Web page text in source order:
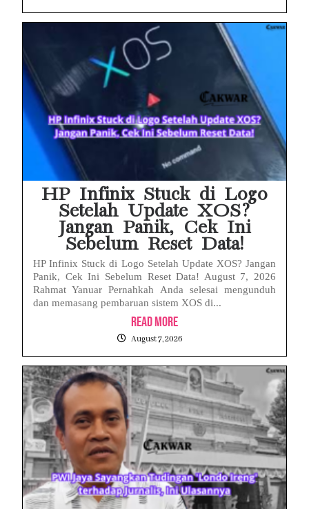
HP Infinix Stuck di Logo
Setelah Update XOS?
Jangan Panik, Cek Ini
Sebelum Reset Data!
HP Infinix Stuck di Logo Setelah Update XOS? Jangan
Panik, Cek Ini Sebelum Reset Data! August 7, 2026
Rahmat Yanuar Pernahkah Anda selesai mengunduh
dan memasang pembaruan sistem XOS di...
Read More
August 7, 2026